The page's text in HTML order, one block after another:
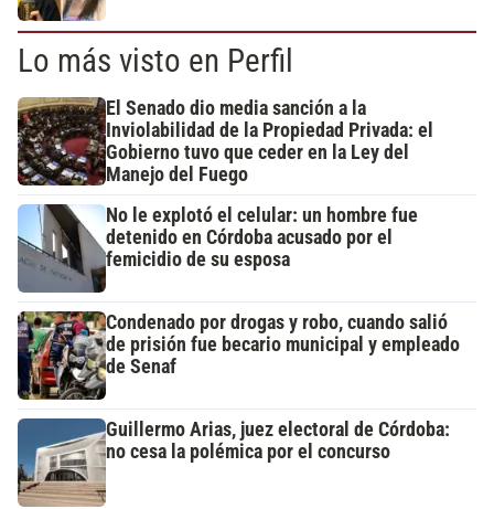
Lo más visto en Perfil
El Senado dio media sanción a la
Inviolabilidad de la Propiedad Privada: el
Gobierno tuvo que ceder en la Ley del
Manejo del Fuego
No le explotó el celular: un hombre fue
detenido en Córdoba acusado por el
femicidio de su esposa
Condenado por drogas y robo, cuando salió
de prisión fue becario municipal y empleado
de Senaf
Guillermo Arias, juez electoral de Córdoba:
no cesa la polémica por el concurso